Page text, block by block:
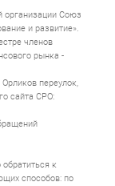
количества
залог или
банка.
жизни,
получения
Союз
и развитие».
членов
рынка -
переулок,
сайта СРО:
к
способов: по